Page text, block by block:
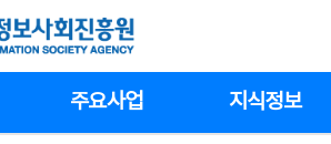
주요사업 지식정보